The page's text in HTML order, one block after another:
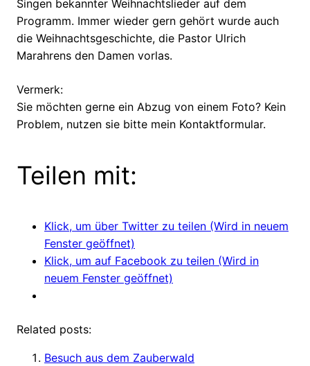
Singen bekannter Weihnachtslieder auf dem
Programm. Immer wieder gern gehört wurde auch
die Weihnachtsgeschichte, die Pastor Ulrich
Marahrens den Damen vorlas.
Vermerk:
Sie möchten gerne ein Abzug von einem Foto? Kein
Problem, nutzen sie bitte mein Kontaktformular.
Teilen mit:
Klick, um über Twitter zu teilen (Wird in neuem
Fenster geöffnet)
Klick, um auf Facebook zu teilen (Wird in
neuem Fenster geöffnet)
Related posts:
Besuch aus dem Zauberwald